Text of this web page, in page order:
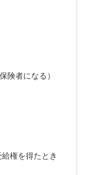
険者になる）
権を得たとき